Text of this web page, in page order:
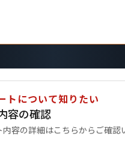
トについて知りたい
容の確認
容の詳細はこちらからご確認